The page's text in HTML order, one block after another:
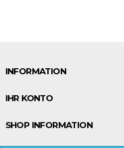
INFORMATION
IHR KONTO
SHOP INFORMATION